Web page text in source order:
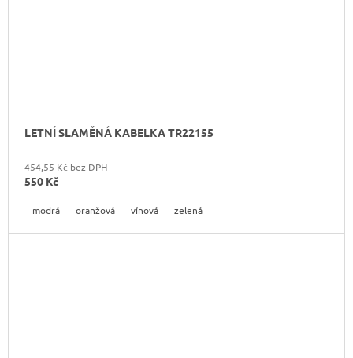
LETNÍ SLAMĚNÁ KABELKA TR22155
454,55 Kč bez DPH
550 Kč
modrá oranžová vínová zelená